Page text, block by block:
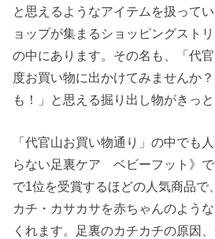
と思えるようなアイテムを扱って
ョップが集まるショッピングスト
の中にあります。その名も、「代
度お買い物に出かけてみませんか
も！」と思える掘り出し物がきっと
「代官山お買い物通り」の中でも
らない足裏ケア ベビーフット》
で1位を受賞するほどの人気商品で
カチ・カサカサを赤ちゃんのよう
くれます。足裏のカチカチの原因